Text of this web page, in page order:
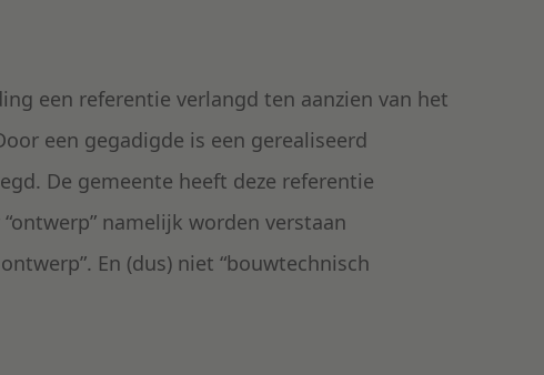
een referentie verlangd ten aanzien van het
een gegadigde is een gerealiseerd
De gemeente heeft deze referentie
namelijk worden verstaan
En (dus) niet “bouwtechnisch